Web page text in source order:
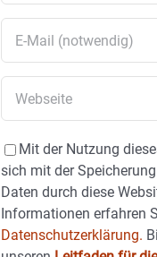
Mit der Nutzung
sich mit der
Daten durch diese
Informationen erfahren
Datenschutzerklärung.